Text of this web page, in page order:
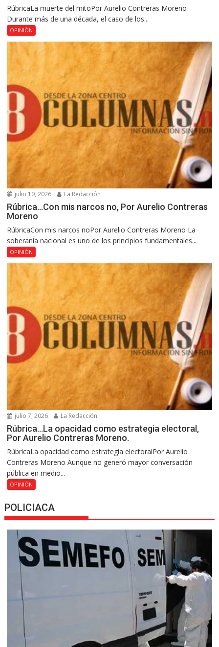
RúbricaLa muerte del mitoPor Aurelio Contreras Moreno
Durante más de una década, el caso de los...
OPINIÓN
julio 10, 2026 La Redacción
Rúbrica…Con mis narcos no, Por Aurelio Contreras
Moreno
RúbricaCon mis narcos noPor Aurelio Contreras Moreno La
soberanía nacional es uno de los principios fundamentales...
OPINIÓN
julio 7, 2026 La Redacción
Rúbrica…La opacidad como estrategia electoral,
Por Aurelio Contreras Moreno.
RúbricaLa opacidad como estrategia electoralPor Aurelio
Contreras Moreno Aunque no generó mayor conversación
pública en medio...
OPINIÓN
POLICIACA